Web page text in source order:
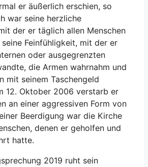
er äußerlich erschien, so
war seine herzliche
der er täglich allen Menschen
Feinfühligkeit, mit der er
oder ausgegrenzten
die Armen wahrnahm und
mit seinem Taschengeld
12. Oktober 2006 verstarb er
an einer aggressiven Form von
Beerdigung war die Kirche
denen er geholfen und
hatte.
2019 ruht sein